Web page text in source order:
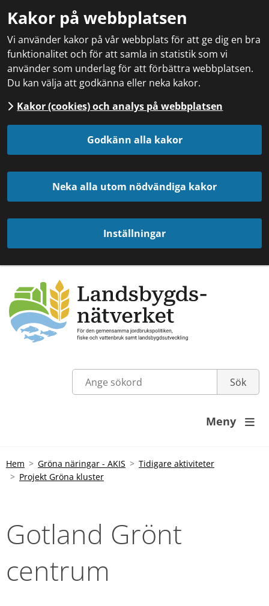
Kakor på webbplatsen
Vi använder kakor på vår webbplats för att ge dig en bra
funktionalitet och för att samla in statistik som vi
använder som underlag för att förbättra webbplatsen.
Du kan välja att godkänna eller neka kakor.
Kakor (cookies) och analys på webbplatsen
Godkänn alla kakor
Neka alla utom nödvändiga kakor
Inställningar
Meny 
Hem Gröna näringar - AKIS
Tidigare aktiviteter
Projekt Gröna kluster
Gotland Grönt
centrum